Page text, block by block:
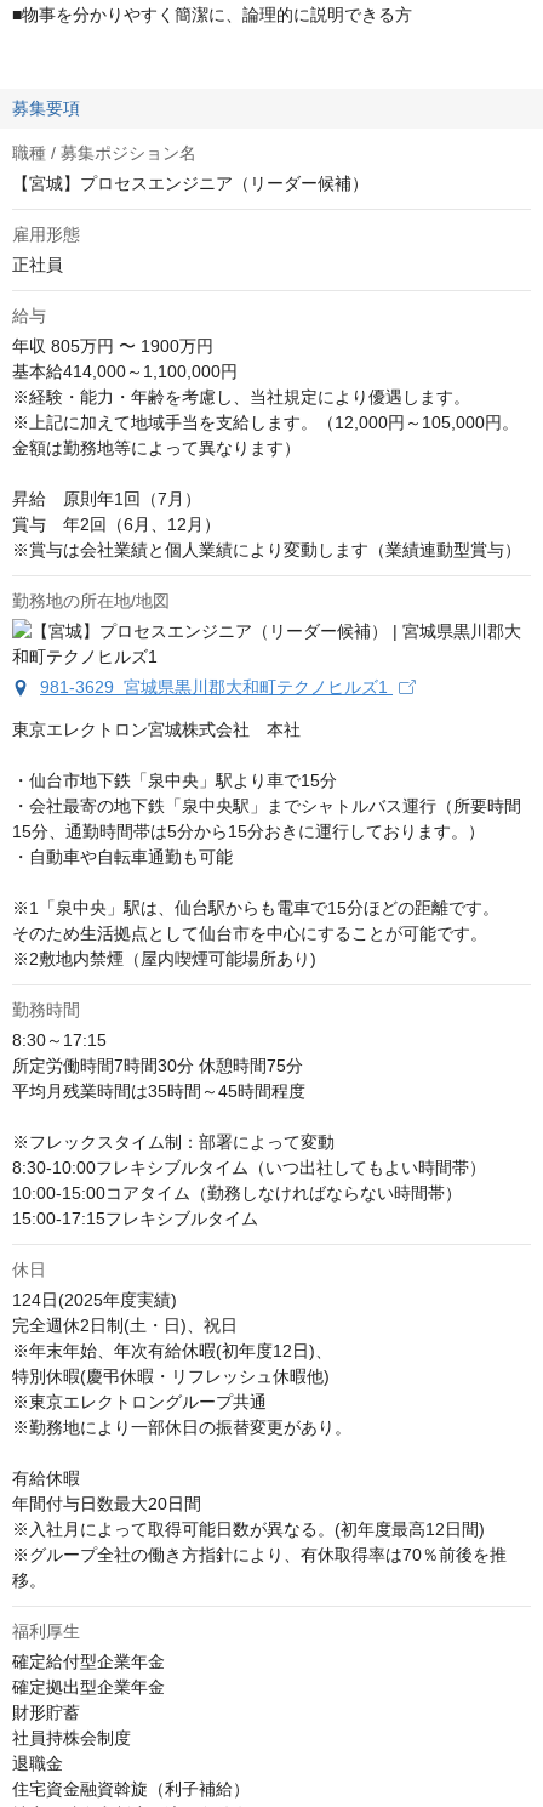
■物事を分かりやすく簡潔に、論理的に説明できる方
募集要項
職種 / 募集ポジション名
【宮城】プロセスエンジニア（リーダー候補）
雇用形態
正社員
給与
年収 805万円 〜 1900万円
基本給414,000～1,100,000円
※経験・能力・年齢を考慮し、当社規定により優遇します。
※上記に加えて地域手当を支給します。（12,000円～105,000円。
金額は勤務地等によって異なります）
昇給　原則年1回（7月）
賞与　年2回（6月、12月）
※賞与は会社業績と個人業績により変動します（業績連動型賞与）
勤務地の所在地/地図
981-3629 宮城県黒川郡大和町テクノヒルズ1
東京エレクトロン宮城株式会社　本社
・仙台市地下鉄「泉中央」駅より車で15分
・会社最寄の地下鉄「泉中央駅」までシャトルバス運行（所要時間
15分、通勤時間帯は5分から15分おきに運行しております。）
・自動車や自転車通勤も可能
※1「泉中央」駅は、仙台駅からも電車で15分ほどの距離です。
そのため生活拠点として仙台市を中心にすることが可能です。
※2敷地内禁煙（屋内喫煙可能場所あり)
勤務時間
8:30～17:15
所定労働時間7時間30分 休憩時間75分
平均月残業時間は35時間～45時間程度
※フレックスタイム制：部署によって変動
8:30-10:00フレキシブルタイム（いつ出社してもよい時間帯）
10:00-15:00コアタイム（勤務しなければならない時間帯）
15:00-17:15フレキシブルタイム
休日
124日(2025年度実績)
完全週休2日制(土・日)、祝日
※年末年始、年次有給休暇(初年度12日)、
特別休暇(慶弔休暇・リフレッシュ休暇他)
※東京エレクトロングループ共通
※勤務地により一部休日の振替変更があり。
有給休暇
年間付与日数最大20日間
※入社月によって取得可能日数が異なる。(初年度最高12日間)
※グループ全社の働き方指針により、有休取得率は70％前後を推
移。
福利厚生
確定給付型企業年金
確定拠出型企業年金
財形貯蓄
社員持株会制度
退職金
住宅資金融資斡旋（利子補給）